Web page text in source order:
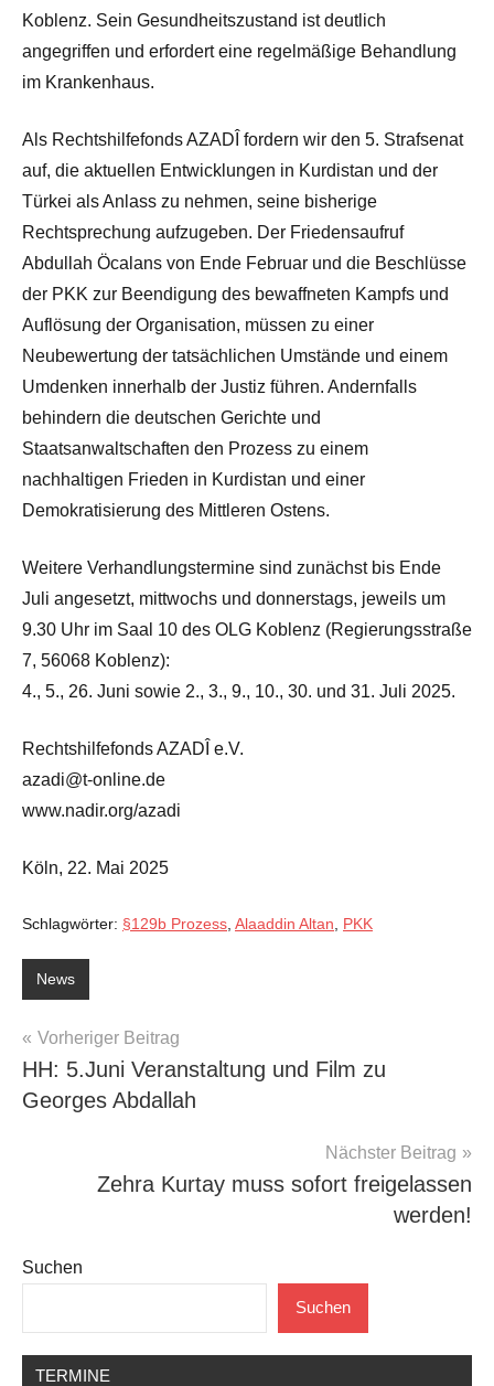
Koblenz. Sein Gesundheitszustand ist deutlich
angegriffen und erfordert eine regelmäßige Behandlung
im Krankenhaus.
Als Rechtshilfefonds AZADÎ fordern wir den 5. Strafsenat
auf, die aktuellen Entwicklungen in Kurdistan und der
Türkei als Anlass zu nehmen, seine bisherige
Rechtsprechung aufzugeben. Der Friedensaufruf
Abdullah Öcalans von Ende Februar und die Beschlüsse
der PKK zur Beendigung des bewaffneten Kampfs und
Auflösung der Organisation, müssen zu einer
Neubewertung der tatsächlichen Umstände und einem
Umdenken innerhalb der Justiz führen. Andernfalls
behindern die deutschen Gerichte und
Staatsanwaltschaften den Prozess zu einem
nachhaltigen Frieden in Kurdistan und einer
Demokratisierung des Mittleren Ostens.
Weitere Verhandlungstermine sind zunächst bis Ende
Juli angesetzt, mittwochs und donnerstags, jeweils um
9.30 Uhr im Saal 10 des OLG Koblenz (Regierungsstraße
7, 56068 Koblenz):
4., 5., 26. Juni sowie 2., 3., 9., 10., 30. und 31. Juli 2025.
Rechtshilfefonds AZADÎ e.V.
azadi@t-online.de
www.nadir.org/azadi
Köln, 22. Mai 2025
Schlagwörter: §129b Prozess Alaaddin Altan PKK
News
Beitragsnavigation
Vorheriger Beitrag
HH: 5.Juni Veranstaltung und Film zu
Georges Abdallah
Nächster Beitrag
Zehra Kurtay muss sofort freigelassen
werden!
Suchen
Suchen
TERMINE